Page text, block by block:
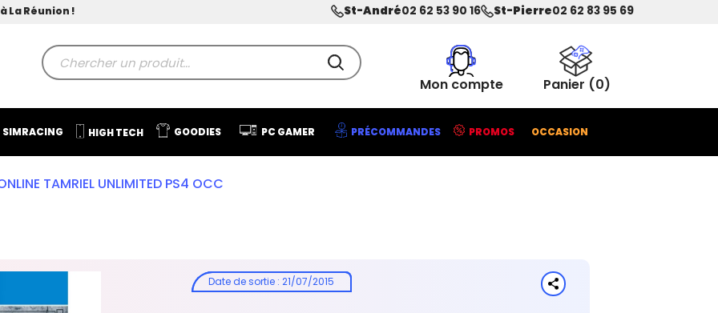
La Réunion ! St-André02 62 53 90 16 St-Pierre02 62 83 95 69
Mon compte Panier (0)
SIMRACING HIGH TECH GOODIES PC GAMER PRÉCOMMANDES PROMOS OCCASION
TAMRIEL UNLIMITED PS4 OCC
Date de sortie :21/07/2015